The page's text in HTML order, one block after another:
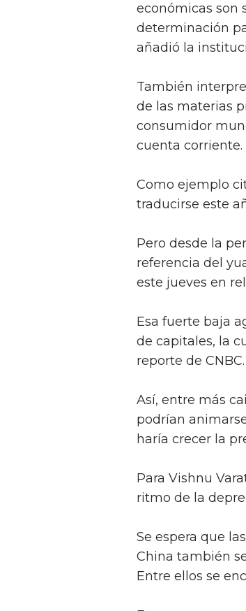
económicas son
determinación
añadió la
También
de las materias
consumidor
cuenta corriente.
Como ejemplo
traducirse este
Pero desde la
referencia del
este jueves en
Esa fuerte baja
de capitales, la
reporte de CNBC.
Así, entre más
podrían
haría crecer la
Para Vishnu
ritmo de la
Se espera que
China también
Entre ellos se